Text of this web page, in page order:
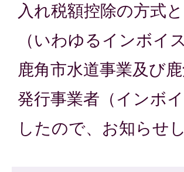
入れ税額控除の方式
（いわゆるインボイ
鹿角市水道事業及び
発行事業者（インボ
したので、お知らせし